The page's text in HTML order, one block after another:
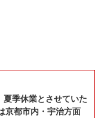
季休業とさせていた
京都市内・宇治方面